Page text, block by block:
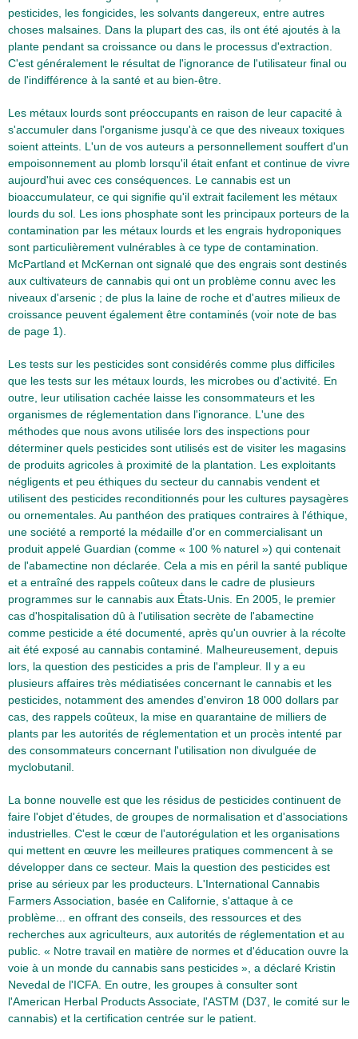
pesticides, les fongicides, les solvants dangereux, entre autres
choses malsaines. Dans la plupart des cas, ils ont été ajoutés à la
plante pendant sa croissance ou dans le processus d'extraction.
C'est généralement le résultat de l'ignorance de l'utilisateur final ou
de l'indifférence à la santé et au bien-être.
Les métaux lourds sont préoccupants en raison de leur capacité à
s'accumuler dans l'organisme jusqu'à ce que des niveaux toxiques
soient atteints. L'un de vos auteurs a personnellement souffert d'un
empoisonnement au plomb lorsqu'il était enfant et continue de vivre
aujourd'hui avec ces conséquences. Le cannabis est un
bioaccumulateur, ce qui signifie qu'il extrait facilement les métaux
lourds du sol. Les ions phosphate sont les principaux porteurs de la
contamination par les métaux lourds et les engrais hydroponiques
sont particulièrement vulnérables à ce type de contamination.
McPartland et McKernan ont signalé que des engrais sont destinés
aux cultivateurs de cannabis qui ont un problème connu avec les
niveaux d'arsenic ; de plus la laine de roche et d'autres milieux de
croissance peuvent également être contaminés (voir note de bas
de page 1).
Les tests sur les pesticides sont considérés comme plus difficiles
que les tests sur les métaux lourds, les microbes ou d'activité. En
outre, leur utilisation cachée laisse les consommateurs et les
organismes de réglementation dans l'ignorance. L'une des
méthodes que nous avons utilisée lors des inspections pour
déterminer quels pesticides sont utilisés est de visiter les magasins
de produits agricoles à proximité de la plantation. Les exploitants
négligents et peu éthiques du secteur du cannabis vendent et
utilisent des pesticides reconditionnés pour les cultures paysagères
ou ornementales. Au panthéon des pratiques contraires à l'éthique,
une société a remporté la médaille d'or en commercialisant un
produit appelé Guardian (comme « 100 % naturel ») qui contenait
de l'abamectine non déclarée. Cela a mis en péril la santé publique
et a entraîné des rappels coûteux dans le cadre de plusieurs
programmes sur le cannabis aux États-Unis. En 2005, le premier
cas d'hospitalisation dû à l'utilisation secrète de l'abamectine
comme pesticide a été documenté, après qu'un ouvrier à la récolte
ait été exposé au cannabis contaminé. Malheureusement, depuis
lors, la question des pesticides a pris de l'ampleur. Il y a eu
plusieurs affaires très médiatisées concernant le cannabis et les
pesticides, notamment des amendes d'environ 18 000 dollars par
cas, des rappels coûteux, la mise en quarantaine de milliers de
plants par les autorités de réglementation et un procès intenté par
des consommateurs concernant l'utilisation non divulguée de
myclobutanil.
La bonne nouvelle est que les résidus de pesticides continuent de
faire l'objet d'études, de groupes de normalisation et d'associations
industrielles. C'est le cœur de l'autorégulation et les organisations
qui mettent en œuvre les meilleures pratiques commencent à se
développer dans ce secteur. Mais la question des pesticides est
prise au sérieux par les producteurs. L'International Cannabis
Farmers Association, basée en Californie, s'attaque à ce
problème... en offrant des conseils, des ressources et des
recherches aux agriculteurs, aux autorités de réglementation et au
public. « Notre travail en matière de normes et d'éducation ouvre la
voie à un monde du cannabis sans pesticides », a déclaré Kristin
Nevedal de l'ICFA. En outre, les groupes à consulter sont
l'American Herbal Products Associate, l'ASTM (D37, le comité sur le
cannabis) et la certification centrée sur le patient.